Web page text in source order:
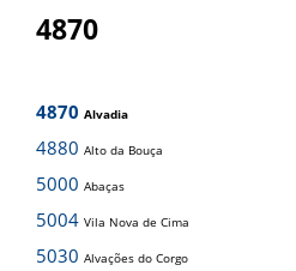
4870
4870 Alvadia
4880 Alto da Bouça
5000 Abaças
5004 Vila Nova de Cima
5030 Alvações do Corgo